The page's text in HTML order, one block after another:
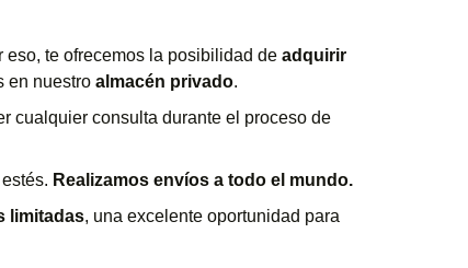
te ofrecemos la posibilidad de adquirir
en nuestro almacén privado.
cualquier consulta durante el proceso de
Realizamos envíos a todo el mundo.
limitadas, una excelente oportunidad para